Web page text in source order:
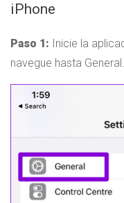
iPhone
Paso 1: Inicie la
navegue hasta General.